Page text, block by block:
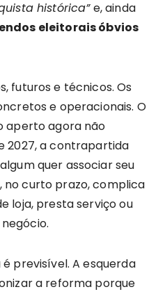
histórica”e, ainda
eleitorais óbvios
futuros e técnicos. Os
e operacionais. O
aperto agora não
2027, a contrapartida
quer associar seu
no curto prazo, complica
loja, presta serviço ou
previsível. A esquerda
a reforma porque